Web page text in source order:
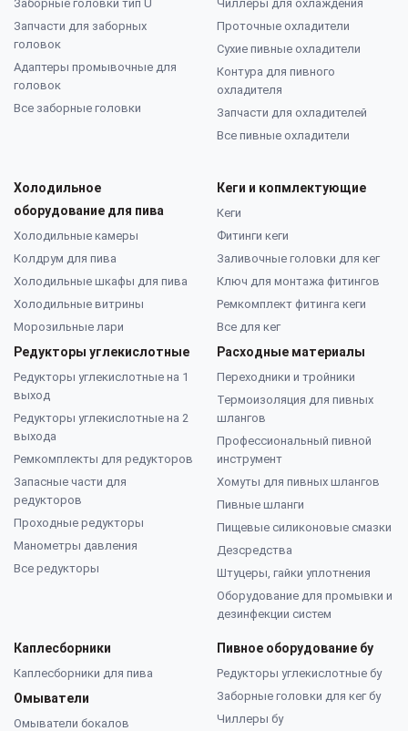
Заборные головки тип U
Запчасти для заборных
головок
Адаптеры промывочные для
головок
Все заборные головки
Чиллеры для охлаждения
Проточные охладители
Сухие пивные охладители
Контура для пивного
охладителя
Запчасти для охладителей
Все пивные охладители
Холодильное
оборудование для пива
Холодильные камеры
Колдрум для пива
Холодильные шкафы для пива
Холодильные витрины
Морозильные лари
Редукторы углекислотные
Редукторы углекислотные на 1
выход
Редукторы углекислотные на 2
выхода
Ремкомплекты для редукторов
Запасные части для
редукторов
Проходные редукторы
Манометры давления
Все редукторы
Кеги и копмлектующие
Кеги
Фитинги кеги
Заливочные головки для кег
Ключ для монтажа фитингов
Ремкомплект фитинга кеги
Все для кег
Расходные материалы
Переходники и тройники
Термоизоляция для пивных
шлангов
Профессиональный пивной
инструмент
Хомуты для пивных шлангов
Пивные шланги
Пищевые силиконовые смазки
Дезсредства
Штуцеры, гайки уплотнения
Оборудование для промывки и
дезинфекции систем
Каплесборники
Каплесборники для пива
Омыватели
Омыватели бокалов
Пивное оборудование бу
Редукторы углекислотные бу
Заборные головки для кег бу
Чиллеры бу